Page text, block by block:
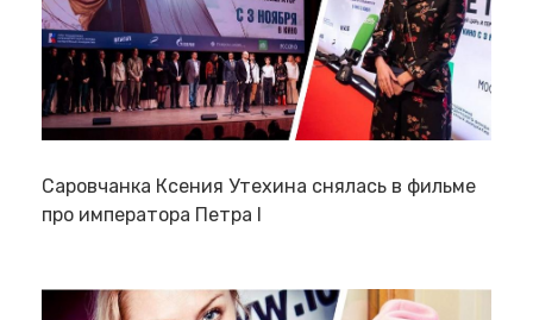
Саровчанка Ксения Утехина снялась в фильме
про императора Петра I